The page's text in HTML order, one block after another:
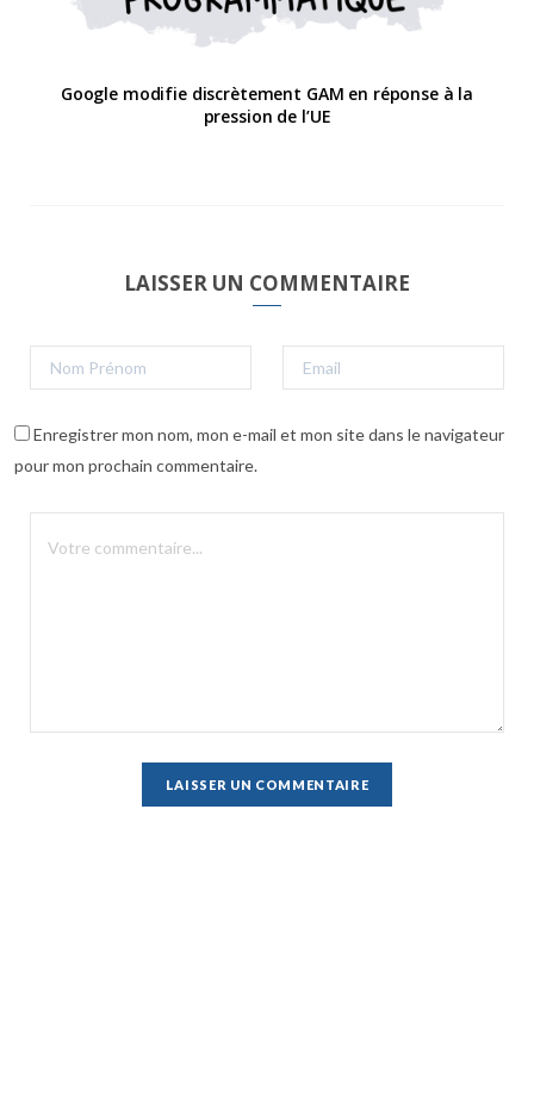
Google modifie discrètement GAM en réponse à la
pression de l’UE
LAISSER UN COMMENTAIRE
Enregistrer mon nom, mon e-mail et mon site dans le navigateur
pour mon prochain commentaire.